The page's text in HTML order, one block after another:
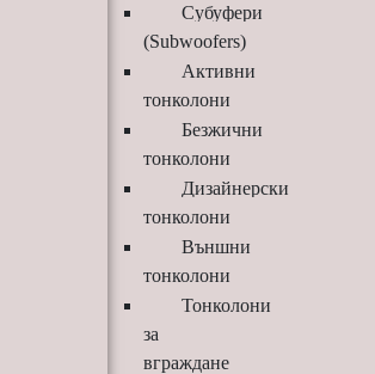
Субуфери
(Subwoofers)
Активни
тонколони
Безжични
тонколони
Дизайнерски
тонколони
Външни
тонколони
Тонколони
за
вграждане